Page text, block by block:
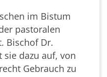
im Bistum
pastoralen
Bischof Dr.
sie dazu auf, von
Gebrauch zu